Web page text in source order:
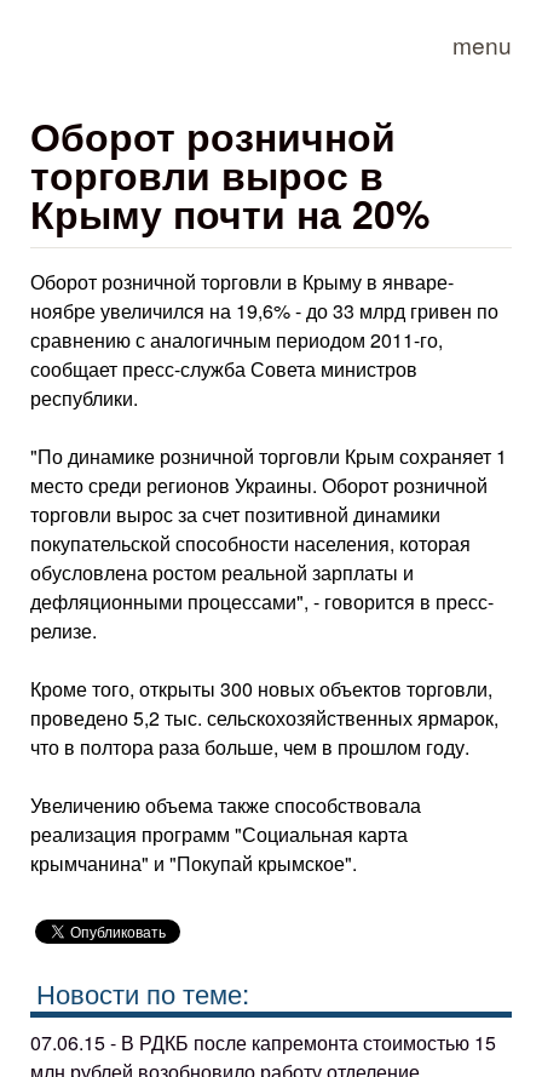
menu
Оборот розничной
торговли вырос в
Крыму почти на 20%
Оборот розничной торговли в Крыму в январе-
ноябре увеличился на 19,6% - до 33 млрд гривен по
сравнению с аналогичным периодом 2011-го,
сообщает пресс-служба Совета министров
республики.
"По динамике розничной торговли Крым сохраняет 1
место среди регионов Украины. Оборот розничной
торговли вырос за счет позитивной динамики
покупательской способности населения, которая
обусловлена ростом реальной зарплаты и
дефляционными процессами", - говорится в пресс-
релизе.
Кроме того, открыты 300 новых объектов торговли,
проведено 5,2 тыс. сельскохозяйственных ярмарок,
что в полтора раза больше, чем в прошлом году.
Увеличению объема также способствовала
реализация программ "Социальная карта
крымчанина" и "Покупай крымское".
Новости по теме:
07.06.15 - В РДКБ после капремонта стоимостью 15